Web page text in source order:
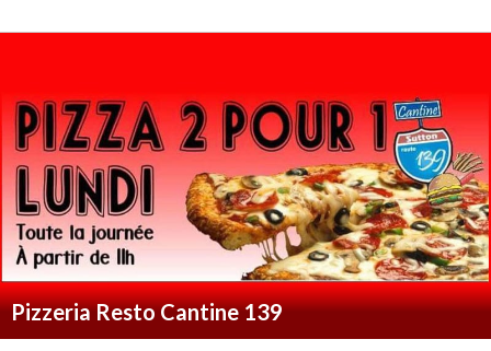
Pizzeria Resto Cantine 139